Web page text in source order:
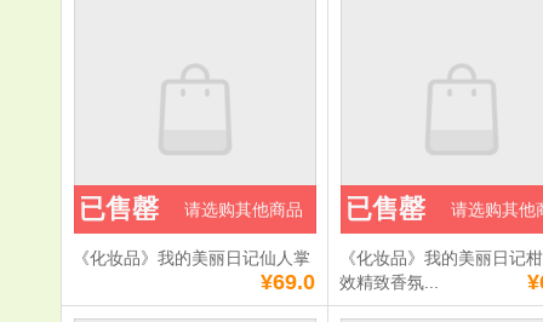
《化妆品》我的美丽日记仙人掌
¥69.0
已售罄 请选购其他商品
《化妆品》我的美丽日记
效精致香氛...
已售罄 请选购其他